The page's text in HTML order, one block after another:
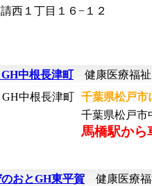
西１丁目１６−１２
中根長津町健康医療福祉
千葉県松戸市
千葉県松戸市
馬橋駅から
おとGH東平賀 健康医療福